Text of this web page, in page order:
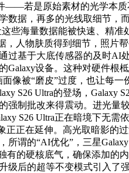
——若是原始素材的光学本
数据，再多的光线取细节
些海量数据能被快速、精
人物肤质得到细节，照片
过基于大底传感器的及时
Galaxy设备。这种对硬件
像被“磨皮”过度，也让每
S26 Ultra的登场，
强制批改来得震动。进光
S26 Ultra正在暗境下无
正正在延伸。高光取暗影
谓的“AI优化”，三星
有的硬核底气，确保添加
级后的超等不变模式引入